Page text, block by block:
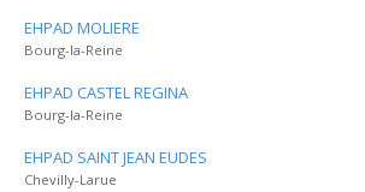
EHPAD MOLIERE
Bourg-la-Reine
EHPAD CASTEL REGINA
Bourg-la-Reine
EHPAD SAINT JEAN EUDES
Chevilly-Larue